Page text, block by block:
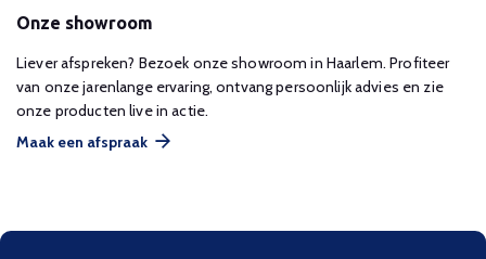
Onze showroom
Liever afspreken? Bezoek onze showroom in Haarlem. Profiteer
van onze jarenlange ervaring, ontvang persoonlijk advies en zie
onze producten live in actie.
Maak een afspraak